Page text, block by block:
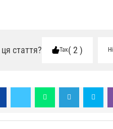
стаття? Так 2 Ні